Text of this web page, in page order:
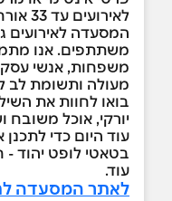
משתתפים. אנו
משפחות, אנשי
מעולה ותשומת לב
בואו לחוות את
יורקי, אוכל משובח
עוד היום כדי
בטאטי לופט יהוד
עוד.
לאתר המסעדה